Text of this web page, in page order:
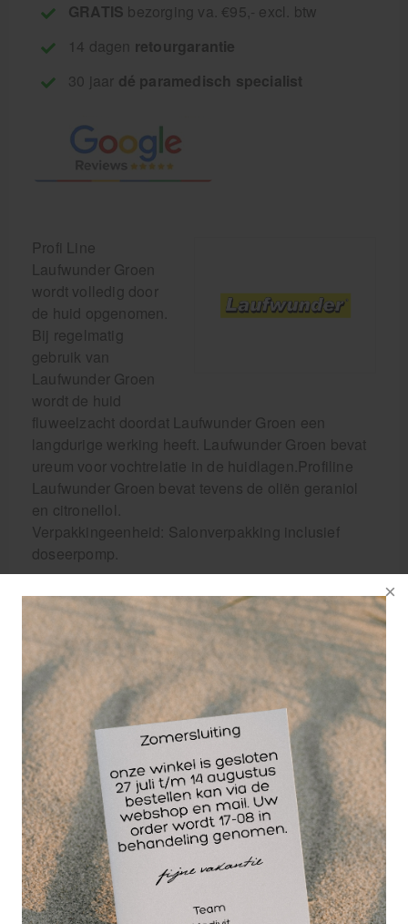
GRATIS bezorging va. €95,- excl. btw
14 dagen retourgarantie
30 jaar dé paramedisch specialist
Profi Line
Laufwunder Groen
wordt volledig door
de huid opgenomen.
Bij regelmatig
gebruik van
Laufwunder Groen
wordt de huid
fluweelzacht doordat Laufwunder Groen een
langdurige werking heeft. Laufwunder Groen bevat
ureum voor vochtrelatie in de huidlagen.Profiline
Laufwunder Groen bevat tevens de oliën geraniol
en citronellol.
Verpakkingeenheid: Salonverpakking inclusief
doseerpomp.
Wellicht ook interessant